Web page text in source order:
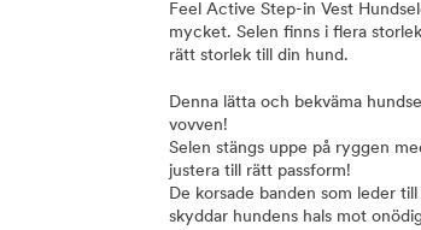
Feel Active Step-in Vest
mycket. Selen finns i flera
rätt storlek till din hund.
Denna lätta och bekväma
vovven!
Selen stängs uppe på ryggen
justera till rätt passform!
De korsade banden som leder
skyddar hundens hals mot